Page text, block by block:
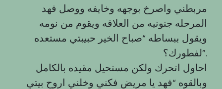
مربطني واصرخ بوجهه وخايفه ووصل فهد
المرحله جنونيه من العلاقه ويقوم من نومه
ويقول ببساطه “صباح الخير حبيبتي مستعده
لفطورك؟”.
احاول اتحرك ولكن مستحيل مقيده بالكامل
وبالقوه “فهد يا مريض فكني وخلني اروح بيتي